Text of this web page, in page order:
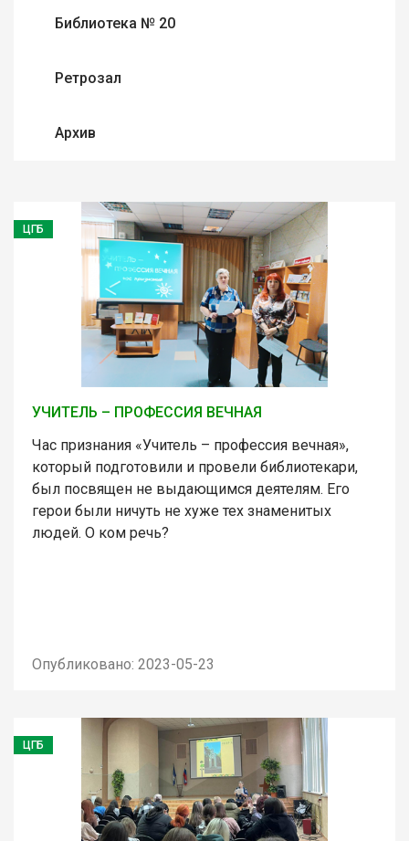
Библиотека № 20
Ретрозал
Архив
ЦГБ
УЧИТЕЛЬ – ПРОФЕССИЯ ВЕЧНАЯ
Час признания «Учитель – профессия вечная»,
который подготовили и провели библиотекари,
был посвящен не выдающимся деятелям. Его
герои были ничуть не хуже тех знаменитых
людей. О ком речь?
Опубликовано: 2023-05-23
ЦГБ